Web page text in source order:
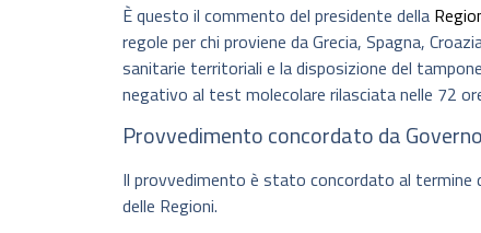
È questo il commento del presidente della
regole per chi proviene da Grecia, Spagna,
sanitarie territoriali e la disposizione del
negativo al test molecolare rilasciata nelle 72
Provvedimento concordato da
Il provvedimento è stato concordato al termine
delle Regioni.